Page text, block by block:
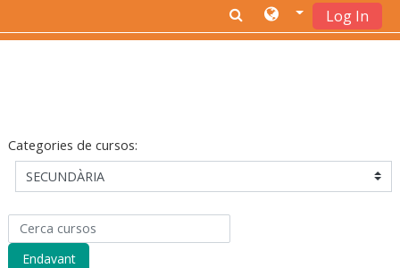
Log In
Categories de cursos:
Cerca cursos
Endavant